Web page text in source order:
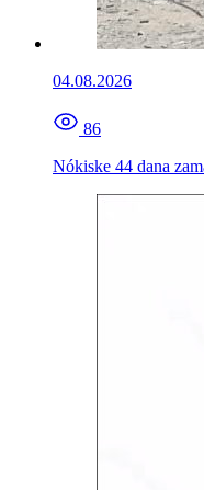
04.08.2026
86
Nókiske 44 dana